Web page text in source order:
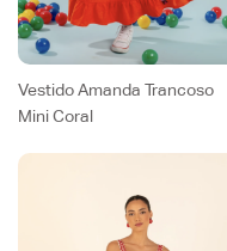
Vestido Amanda Trancoso
Mini Coral